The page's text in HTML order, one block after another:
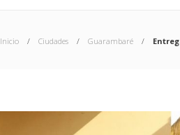
Inicio Ciudades Guarambaré